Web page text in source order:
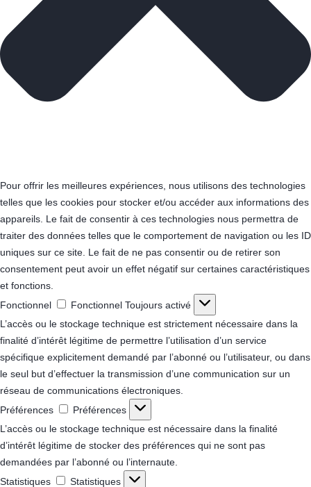
Pour offrir les meilleures expériences, nous utilisons des technologies
telles que les cookies pour stocker et/ou accéder aux informations des
appareils. Le fait de consentir à ces technologies nous permettra de
traiter des données telles que le comportement de navigation ou les ID
uniques sur ce site. Le fait de ne pas consentir ou de retirer son
consentement peut avoir un effet négatif sur certaines caractéristiques
et fonctions.
Fonctionnel
Fonctionnel Toujours activé
L’accès ou le stockage technique est strictement nécessaire dans la
finalité d’intérêt légitime de permettre l’utilisation d’un service
spécifique explicitement demandé par l’abonné ou l’utilisateur, ou dans
le seul but d’effectuer la transmission d’une communication sur un
réseau de communications électroniques.
Préférences
Préférences
L’accès ou le stockage technique est nécessaire dans la finalité
d’intérêt légitime de stocker des préférences qui ne sont pas
demandées par l’abonné ou l’internaute.
Statistiques
Statistiques